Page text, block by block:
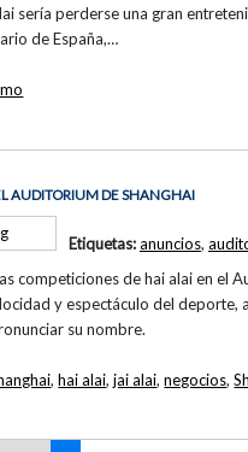
sería perderse una gran
de España,…
AUDITORIUM DE SHANGHAI
competiciones de hai alai en el
y espectáculo del deporte,
su nombre.
Etiquetas:anuncios,
,hai alai,jai alai,negocios,